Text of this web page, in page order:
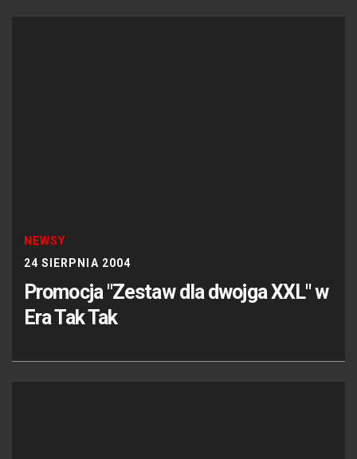
NEWSY
24 SIERPNIA 2004
Promocja "Zestaw dla dwojga XXL" w
Era Tak Tak